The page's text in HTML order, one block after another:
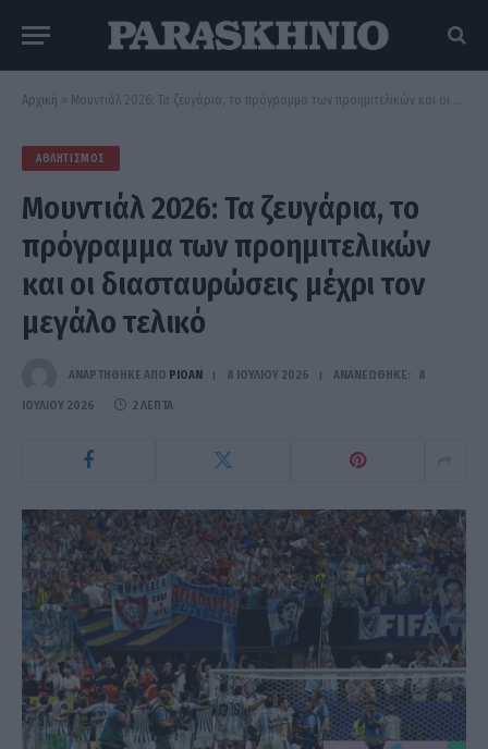
Αρχική » Μουντιάλ 2026: Τα ζευγάρια, το πρόγραμμα των προημιτελικών και οι διασταυρώσεις μέχρι τον μεγάλο τελικό
ΑΘΛΗΤΙΣΜΌΣ
Μουντιάλ 2026: Τα ζευγάρια, το
πρόγραμμα των προημιτελικών
και οι διασταυρώσεις μέχρι τον
μεγάλο τελικό
ΑΝΑΡΤΗΘΗΚΕ ΑΠΟ PIOAN 8 ΙΟΥΛΊΟΥ 2026 ΑΝΑΝΕΏΘΗΚΕ: 8
ΙΟΥΛΊΟΥ 2026 2 ΛΕΠΤΆ